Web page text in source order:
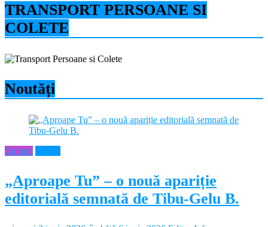
TRANSPORT PERSOANE SI
COLETE
Noutăți
Cultura
„Aproape Tu” – o nouă apariție
editorială semnată de Tibu-Gelu B.